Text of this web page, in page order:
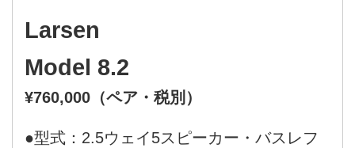
Larsen
Model 8.2
¥760,000（ペア・税別）
●型式：2.5ウェイ5スピーカー・バスレフ